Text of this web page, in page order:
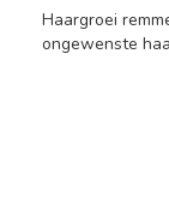
Haargroei
ongewenste